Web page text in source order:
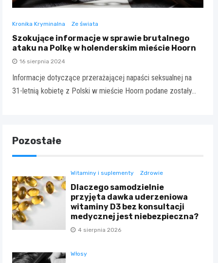
Kronika Kryminalna Ze świata
Szokujące informacje w sprawie brutalnego
ataku na Polkę w holenderskim mieście Hoorn
16 sierpnia 2024
Informacje dotyczące przerażającej napaści seksualnej na
31-letnią kobietę z Polski w mieście Hoorn podane zostały…
Pozostałe
Witaminy i suplementy Zdrowie
Dlaczego samodzielnie
przyjęta dawka uderzeniowa
witaminy D3 bez konsultacji
medycznej jest niebezpieczna?
4 sierpnia 2026
Włosy